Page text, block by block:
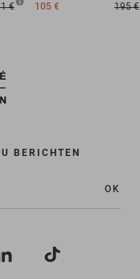
€ 105 €
195 €
BERICHTEN
OK